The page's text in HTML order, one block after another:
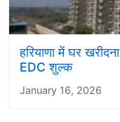
हरियाणा में घर
EDC शुल्क
January 16, 2026